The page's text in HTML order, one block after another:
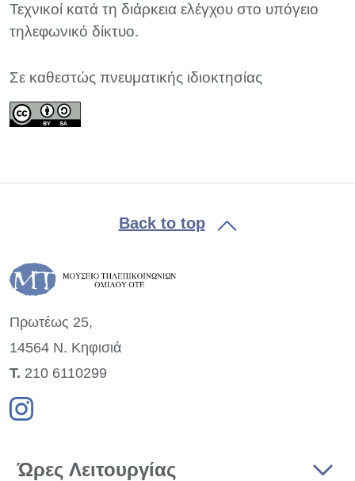
Τεχνικοί κατά τη διάρκεια ελέγχου στο υπόγειο
τηλεφωνικό δίκτυο.
Σε καθεστώς πνευματικής ιδιοκτησίας
Back to top
Πρωτέως 25,
14564 Ν. Κηφισιά
Τ. 210 6110299
Ώρες Λειτουργίας